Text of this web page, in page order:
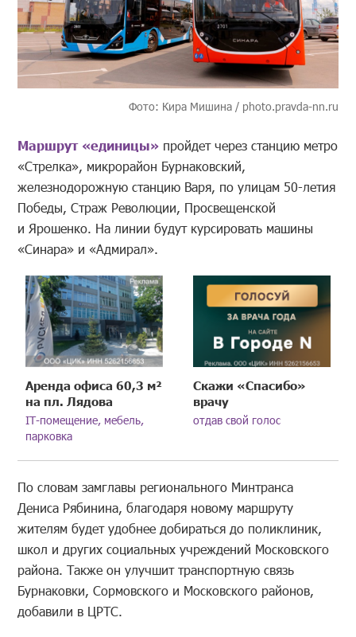
Фото: Кира Мишина / photo.pravda-nn.ru
Маршрут «единицы» пройдет через станцию метро
«Стрелка», микрорайон Бурнаковский,
железнодорожную станцию Варя, по улицам 50-летия
Победы, Страж Революции, Просвещенской
и Ярошенко. На линии будут курсировать машины
«Синара» и «Адмирал».
Аренда офиса 60,3 м²
на пл. Лядова
IT-помещение, мебель,
парковка
Скажи «Спасибо»
врачу
отдав свой голос
По словам замглавы регионального Минтранса
Дениса Рябинина, благодаря новому маршруту
жителям будет удобнее добираться до поликлиник,
школ и других социальных учреждений Московского
района. Также он улучшит транспортную связь
Бурнаковки, Сормовского и Московского районов,
добавили в ЦРТС.